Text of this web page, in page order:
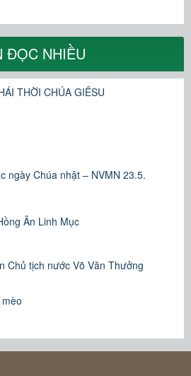
ĐỌC NHIỀU
THỜI CHÚA GIÊSU
ngày Chúa nhật – NVMN 23.5.
Ân Linh Mục
Chủ tịch nước Võ Văn Thưởng